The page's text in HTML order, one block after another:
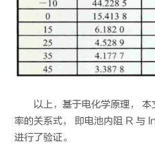
以上，基于电化学原理，
率的关系式， 即电池内阻 R 与
进行了验证。